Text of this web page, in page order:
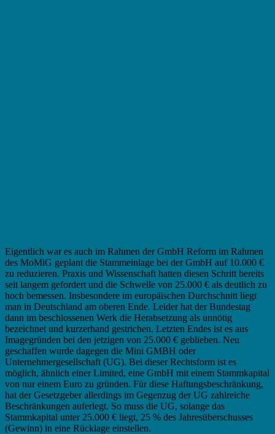
Eigentlich war es auch im Rahmen der GmbH Reform im Rahmen
des MoMiG geplant die Stammeinlage bei der GmbH auf 10.000 €
zu reduzieren. Praxis und Wissenschaft hatten diesen Schritt bereits
seit langem gefordert und die Schwelle von 25.000 € als deutlich zu
hoch bemessen. Insbesondere im europäischen Durchschnitt liegt
man in Deutschland am oberen Ende. Leider hat der Bundestag
dann im beschlossenen Werk die Herabsetzung als unnötig
bezeichnet und kurzerhand gestrichen. Letzten Endes ist es aus
Imagegründen bei den jetzigen von 25.000 € geblieben. Neu
geschaffen wurde dagegen die Mini GMBH oder
Unternehmergesellschaft (UG). Bei dieser Rechtsform ist es
möglich, ähnlich einer Limited, eine GmbH mit einem Stammkapital
von nur einem Euro zu gründen. Für diese Haftungsbeschränkung,
hat der Gesetzgeber allerdings im Gegenzug der UG zahlreiche
Beschränkungen auferlegt. So muss die UG, solange das
Stammkapital unter 25.000 € liegt, 25 % des Jahresüberschusses
(Gewinn) in eine Rücklage einstellen.